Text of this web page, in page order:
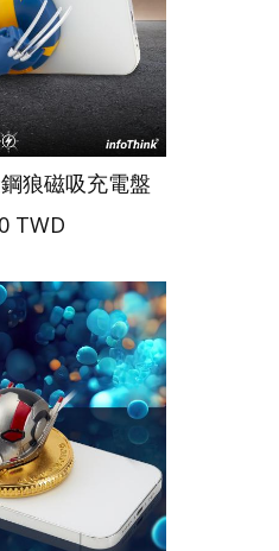
狼磁吸充電盤
TWD